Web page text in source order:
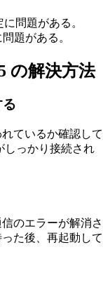
問題がある。
題がある。
の解決方法
ているか確認して
しっかり接続され
のエラーが解消さ
た後、再起動して